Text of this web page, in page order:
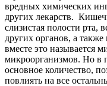
вредных химических
других лекарств.
слизистая полости рта,
других органов, а
вместе это называется
микроорганизмов. Но в
основное количество,
повлиять на все